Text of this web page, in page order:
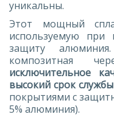
уникальны.
Этот мощный
используемую при
защиту
композитная
исключительное
высокий срок службы
покрытиями с
5% алюминия).